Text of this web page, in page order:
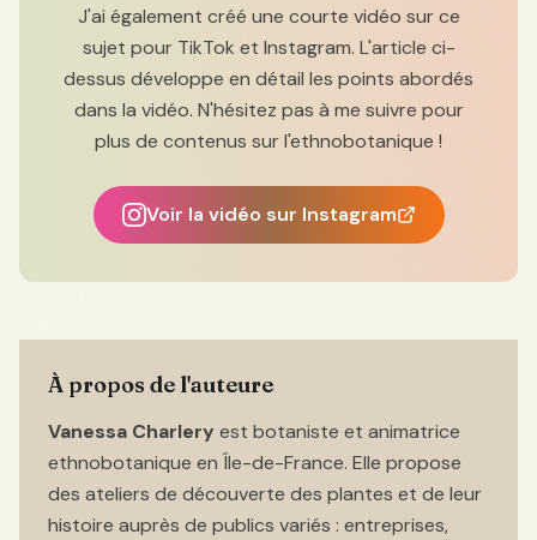
J'ai également créé une courte vidéo sur ce
sujet pour TikTok et Instagram. L'article ci-
dessus développe en détail les points abordés
dans la vidéo. N'hésitez pas à me suivre pour
plus de contenus sur l'ethnobotanique !
Voir la vidéo sur Instagram
À propos de l'auteure
Vanessa Charlery est botaniste et animatrice
ethnobotanique en Île-de-France. Elle propose
des ateliers de découverte des plantes et de leur
histoire auprès de publics variés : entreprises,